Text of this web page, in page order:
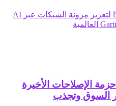
ڤودافون مصر تبتكر حلًا جديدًا لتعزيز مرونة الشبكات عبر AI
الإصلاحات الأخيرة
السوق وتجذب